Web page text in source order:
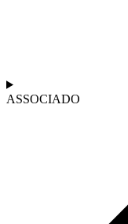
ASSOCIADO